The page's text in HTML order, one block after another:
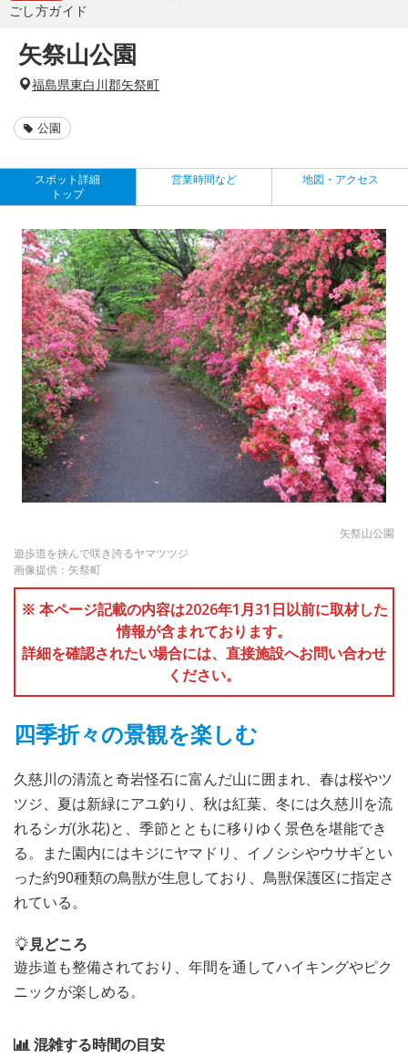
ごし方ガイド
矢祭山公園
福島県東白川郡矢祭町
公園
スポット詳細
トップ
営業時間など 地図・アクセス
矢祭山公園
遊歩道を挟んで咲き誇るヤマツツジ
画像提供：矢祭町
※ 本ページ記載の内容は2026年1月31日以前に取材した
情報が含まれております。
詳細を確認されたい場合には、直接施設へお問い合わせ
ください。
四季折々の景観を楽しむ
久慈川の清流と奇岩怪石に富んだ山に囲まれ、春は桜やツ
ツジ、夏は新緑にアユ釣り、秋は紅葉、冬には久慈川を流
れるシガ(氷花)と、季節とともに移りゆく景色を堪能でき
る。また園内にはキジにヤマドリ、イノシシやウサギとい
った約90種類の鳥獣が生息しており、鳥獣保護区に指定さ
れている。
見どころ
遊歩道も整備されており、年間を通してハイキングやピク
ニックが楽しめる。
混雑する時間の目安